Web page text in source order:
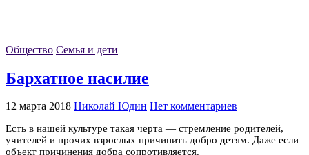
Общество Семья и дети
Бархатное насилие
12 марта 2018 Николай Юдин Нет комментариев
Есть в нашей культуре такая черта — стремление родителей,
учителей и прочих взрослых причинить добро детям. Даже если
объект причинения добра сопротивляется.